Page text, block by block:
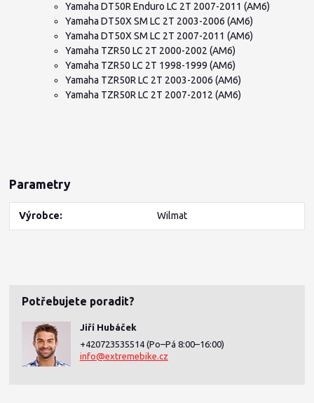
Yamaha DT50R Enduro LC 2T 2007-2011 (AM6)
Yamaha DT50X SM LC 2T 2003-2006 (AM6)
Yamaha DT50X SM LC 2T 2007-2011 (AM6)
Yamaha TZR50 LC 2T 2000-2002 (AM6)
Yamaha TZR50 LC 2T 1998-1999 (AM6)
Yamaha TZR50R LC 2T 2003-2006 (AM6)
Yamaha TZR50R LC 2T 2007-2012 (AM6)
Parametry
Výrobce Wilmat
Potřebujete poradit?
Jiří Hubáček
+420723535514 (Po–Pá 8:00–16:00)
info@extremebike.cz